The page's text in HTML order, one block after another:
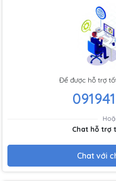
Để được hỗ trợ
Chat hỗ trợ
Chat với